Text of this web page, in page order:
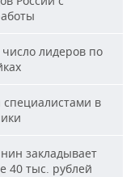
лидеров по
в
закладывает
40 тыс. рублей